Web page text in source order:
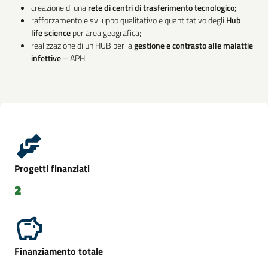
creazione di unarete di centri di trasferimento tecnologico;
rafforzamento e sviluppo qualitativo e quantitativo degli Hub
life scienceper area geografica;
realizzazione di un HUB per lagestione e contrasto alle malattie
infettive– APH.
Progetti finanziati
2
Finanziamento totale